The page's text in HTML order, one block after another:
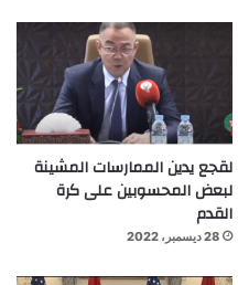
لقجع يدين الممارسات المشينة
لبعض المحسوبين على كرة
القدم
28 ديسمبر، 2022